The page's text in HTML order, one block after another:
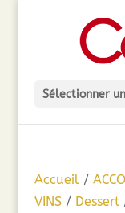
Sélectionner
Accueil/
VINS/ Dessert